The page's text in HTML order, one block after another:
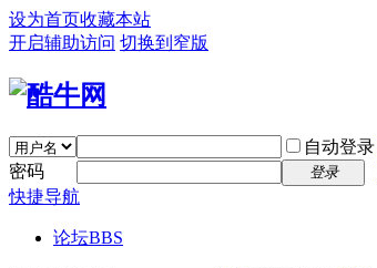
设为首页收藏本站
开启辅助访问 切换到窄版
自动登录
密码
登录
快捷导航
论坛BBS